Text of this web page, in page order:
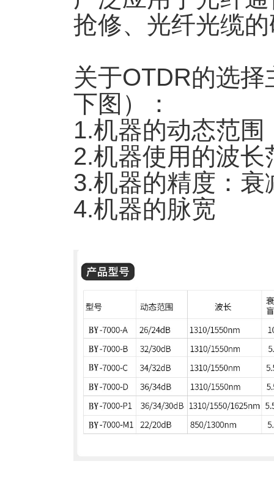
抢修、光纤光缆
关于OTDR的选
下图）：
1.机器的动态范围
2.机器使用的波长
3.机器的精度：
4.机器的脉宽